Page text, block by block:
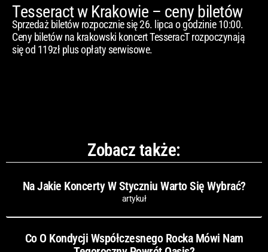
Tesseract w Krakowie – ceny biletów
Sprzedaż biletów rozpocznie się 26. lipca o godzinie 10:00.
Ceny biletów na krakowski koncert TesseracT rozpoczynają
się od 119zł plus opłaty serwisowe.
Zobacz także:
Na Jakie Koncerty W Styczniu Warto Się Wybrać?
artykuł
Co O Kondycji Współczesnego Rocka Mówi Nam